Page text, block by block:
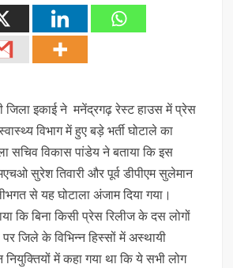
जिला इकाई ने मनेंद्रगढ़ रेस्ट हाउस में प्रेस
विभाग में हुए बड़े भर्ती घोटाले का
सचिव विकास पांडेय ने बताया कि इस
सुरेश तिवारी और पूर्व डीपीएम सुलेमान
से यह घोटाला अंजाम दिया गया।
कि बिना किसी प्रेस रिलीज के दस लोगों
जिले के विभिन्न हिस्सों में अस्थायी
नियुक्तियों में कहा गया था कि ये सभी लोग